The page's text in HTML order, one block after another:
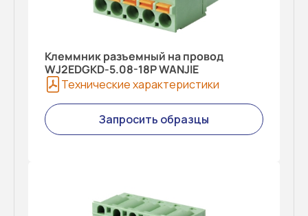
Клеммник разъемный на провод
WJ2EDGKD-5.08-18P WANJIE
Технические характеристики
Запросить образцы